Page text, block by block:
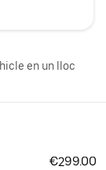
en un lloc
€299.00